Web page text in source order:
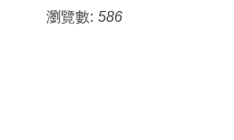
瀏覽數: 586